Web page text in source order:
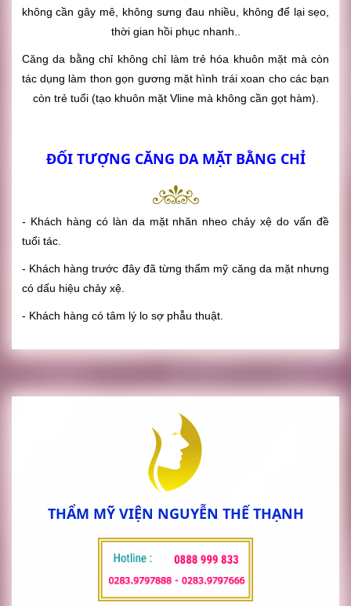
không cần gây mê, không sưng đau nhiều, không để lại sẹo,
thời gian hồi phục nhanh..
Căng da bằng chỉ không chỉ làm trẻ hóa khuôn mặt mà còn
tác dụng làm thon gọn gương mặt hình trái xoan cho các bạn
còn trẻ tuổi (tạo khuôn mặt Vline mà không cần gọt hàm).
ĐỐI TƯỢNG CĂNG DA MẶT BẰNG CHỈ
- Khách hàng có làn da mặt nhăn nheo chảy xệ do vấn đề
tuổi tác.
- Khách hàng trước đây đã từng thẩm mỹ căng da mặt nhưng
có dấu hiệu chảy xệ.
- Khách hàng có tâm lý lo sợ phẫu thuật.
THẨM MỸ VIỆN NGUYỄN THẾ THẠNH